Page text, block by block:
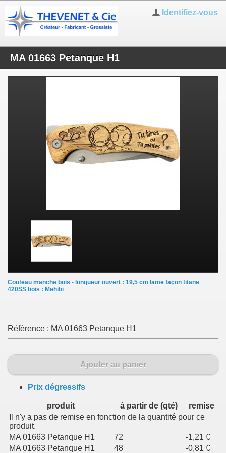
Identifiez-vous
MA 01663 Petanque H1
Couteau manche bois - longueur ouvert : 19,5 cm lame façon titane
420SS bois : Mehibi
Référence : MA 01663 Petanque H1
Ajouter au panier
Prix dégressifs
produit à partir de (qté)
remise
Il n'y a pas de remise en fonction de la quantité pour ce
produit.
MA 01663 Petanque H1
72
-1,21 €
MA 01663 Petanque H1
48 -0,81 €